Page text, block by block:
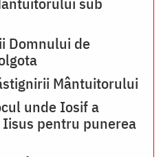
Domnului de
Mântuitorului
unde Iosif a
pentru punerea